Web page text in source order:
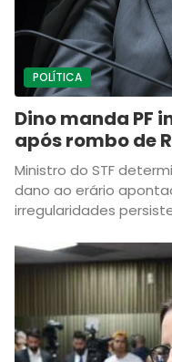
POLÍTICA
Dino manda PF
após rombo de
Ministro do STF
dano ao erário
irregularidades